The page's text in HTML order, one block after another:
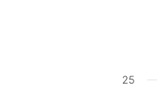
25